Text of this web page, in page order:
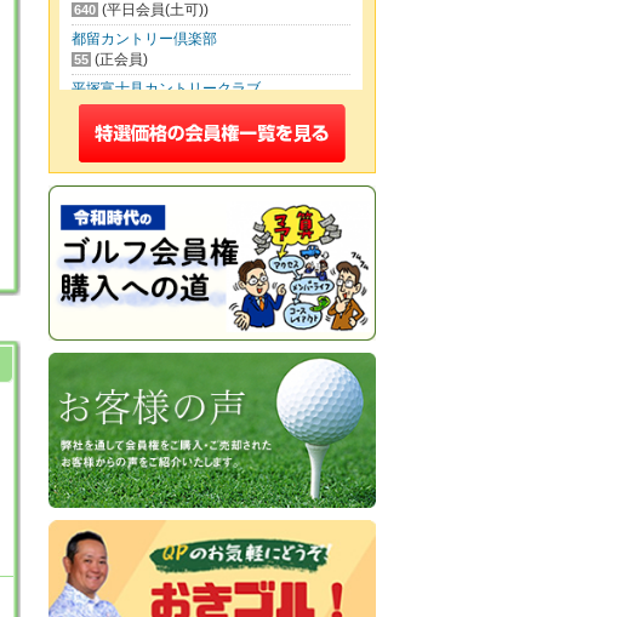
640 (平日会員(土可))
都留カントリー倶楽部
55 (正会員)
平塚富士見カントリークラブ
500(平日会員(土可))
筑波カントリークラブ
470
(平日会員(土可))
レイクウッドゴルフクラブ
3,400(正会員)
東松山カントリークラブ
250(正会員)
さいたま梨花カントリークラブ
20(正会員)
日本カントリークラブ
170(正会員)
高坂カントリークラブ
160 (正会員)
成田ヒルズカントリークラブ
130(婦人正会員)
成田ヒルズカントリークラブ
100(正会員)
狭山ゴルフ・クラブ
100 (平日会員(土可))
津久井湖ゴルフ倶楽部
80(正会員)